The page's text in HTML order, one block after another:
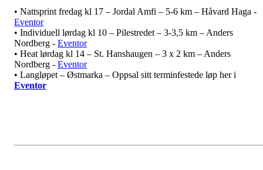
• Nattsprint fredag kl 17 – Jordal Amfi – 5-6 km – Håvard Haga -
Eventor
• Individuell lørdag kl 10 – Pilestredet – 3-3,5 km – Anders
Nordberg - Eventor
• Heat lørdag kl 14 – St. Hanshaugen – 3 x 2 km – Anders
Nordberg - Eventor
• Langløpet – Østmarka – Oppsal sitt terminfestede løp her i
Eventor